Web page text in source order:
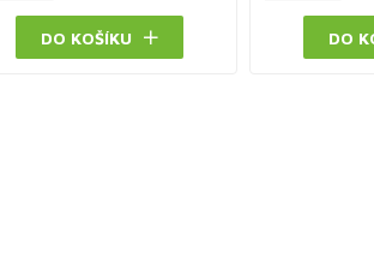
DO KOŠÍKU DO